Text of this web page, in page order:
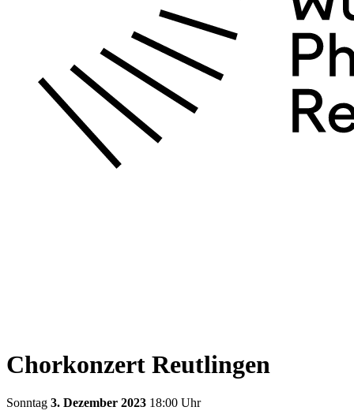
Chorkonzert Reutlingen
Sonntag 3. Dezember 2023 18:00 Uhr